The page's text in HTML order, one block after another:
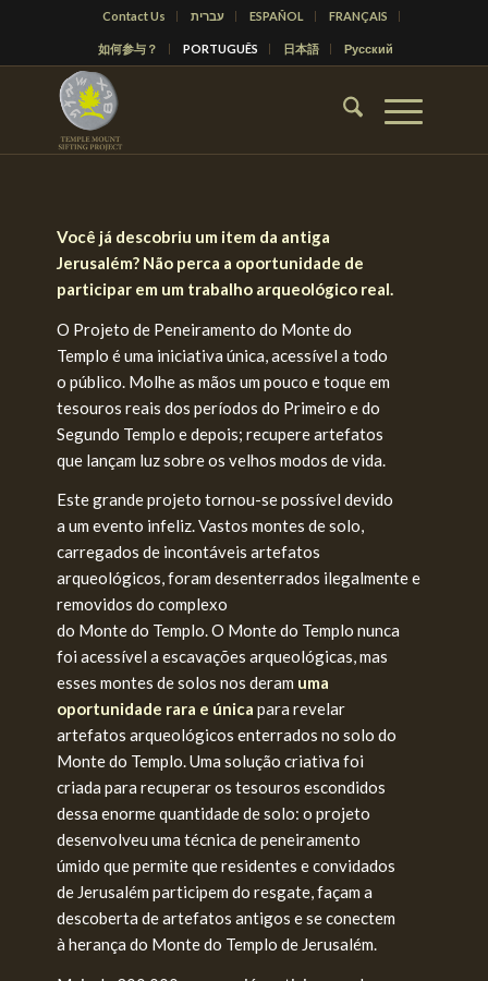
Contact Us עברית ESPAÑOL FRANÇAIS
如何参与？ PORTUGUÊS 日本語 Русский
Você já descobriu um item da antiga
Jerusalém? Não perca a oportunidade de
participar em um trabalho arqueológico real.
O Projeto de Peneiramento do Monte do
Templo é uma iniciativa única, acessível a todo
o público. Molhe as mãos um pouco e toque em
tesouros reais dos períodos do Primeiro e do
Segundo Templo e depois; recupere artefatos
que lançam luz sobre os velhos modos de vida.
Este grande projeto tornou-se possível devido
a um evento infeliz. Vastos montes de solo,
carregados de incontáveis artefatos
arqueológicos, foram desenterrados ilegalmente e
removidos do complexo
do Monte do Templo. O Monte do Templo nunca
foi acessível a escavações arqueológicas, mas
esses montes de solos nos deram uma
oportunidade rara e únicapara revelar
artefatos arqueológicos enterrados no solo do
Monte do Templo. Uma solução criativa foi
criada para recuperar os tesouros escondidos
dessa enorme quantidade de solo: o projeto
desenvolveu uma técnica de peneiramento
úmido que permite que residentes e convidados
de Jerusalém participem do resgate, façam a
descoberta de artefatos antigos e se conectem
à herança do Monte do Templo de Jerusalém.